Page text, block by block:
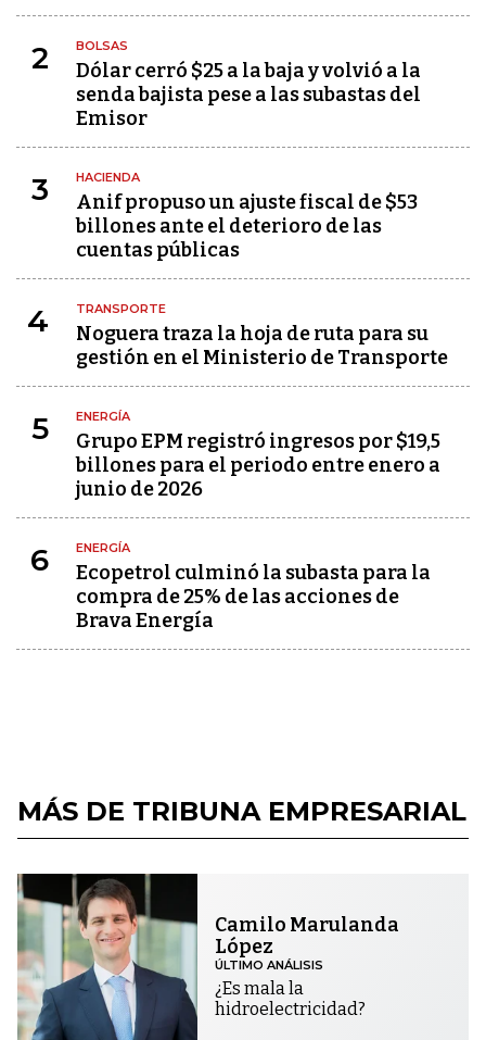
2 BOLSAS
Dólar cerró $25 a la baja y volvió a la
senda bajista pese a las subastas del
Emisor
3 HACIENDA
Anif propuso un ajuste fiscal de $53
billones ante el deterioro de las
cuentas públicas
4 TRANSPORTE
Noguera traza la hoja de ruta para su
gestión en el Ministerio de Transporte
5 ENERGÍA
Grupo EPM registró ingresos por $19,5
billones para el periodo entre enero a
junio de 2026
6 ENERGÍA
Ecopetrol culminó la subasta para la
compra de 25% de las acciones de
Brava Energía
MÁS DE TRIBUNA EMPRESARIAL
Camilo Marulanda
López
ÚLTIMO ANÁLISIS
¿Es mala la
hidroelectricidad?